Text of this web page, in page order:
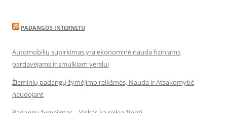
PADANGOS INTERNETU
Automobilių supirkimas yra ekonominė nauda fiziniams
pardavėjams ir smulkiam verslui
Žieminių padangų žymėjimo reikšmės, Nauda ir Atsakomybė
naudojant